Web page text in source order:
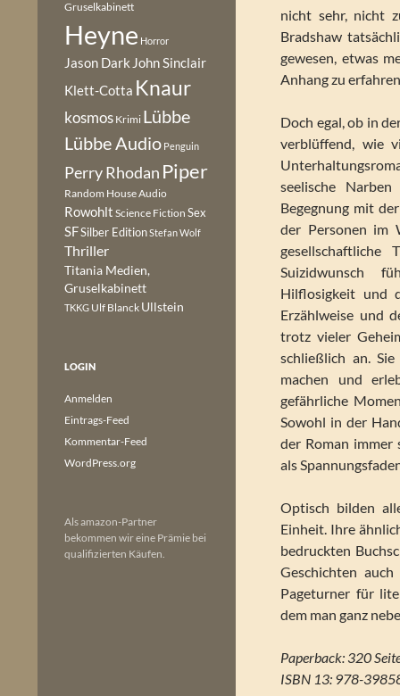
nicht sehr, nicht
Bradshaw
gewesen, etwas
Anhang zu
Doch egal, ob in
verblüffend, wie
seelische
Begegnung mit
der Personen im
gesellschaftliche
Suizidwunsch
Hilflosigkeit und
Erzählweise und
trotz vieler
schließlich an.
machen und
gefährliche
Sowohl in der
der Roman immer
als
Optisch bilden
Einheit. Ihre
bedruckten
Geschichten
Pageturner für
dem man ganz
Paperback: 320
ISBN 13: 978-
Gruselkabinett
Heyne Horror
Jason Dark John Sinclair
Klett-Cotta Knaur
kosmos Krimi Lübbe
Lübbe Audio Penguin
Perry Rhodan Piper
Random House Audio
Rowohlt Science Fiction Sex
SFSilber EditionStefan Wolf
Thriller
Titania Medien,
Gruselkabinett
TKKG Ulf Blanck Ullstein
LOGIN
Anmelden
Eintrags-Feed
Kommentar-Feed
WordPress.org
Als amazon-Partner
bekommen wir eine Prämie bei
qualifizierten Käufen.